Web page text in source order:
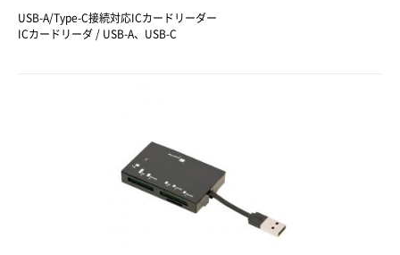
USB-A/Type-C接続対応ICカードリーダー
ICカードリーダ / USB-A、USB-C